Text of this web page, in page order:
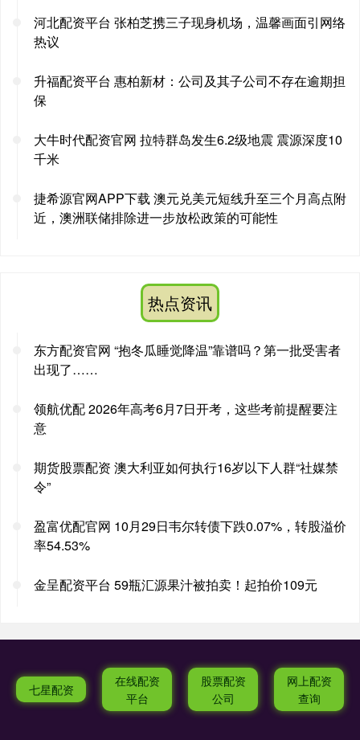
河北配资平台 张柏芝携三子现身机场，温馨画面引网络
热议
升福配资平台 惠柏新材：公司及其子公司不存在逾期担
保
大牛时代配资官网 拉特群岛发生6.2级地震 震源深度10
千米
捷希源官网APP下载 澳元兑美元短线升至三个月高点附
近，澳洲联储排除进一步放松政策的可能性
热点资讯
东方配资官网 “抱冬瓜睡觉降温”靠谱吗？第一批受害者
出现了……
领航优配 2026年高考6月7日开考，这些考前提醒要注
意
期货股票配资 澳大利亚如何执行16岁以下人群“社媒禁
令”
盈富优配官网 10月29日韦尔转债下跌0.07%，转股溢价
率54.53%
金呈配资平台 59瓶汇源果汁被拍卖！起拍价109元
七星配资
在线配资
平台
股票配资
公司
网上配资
查询